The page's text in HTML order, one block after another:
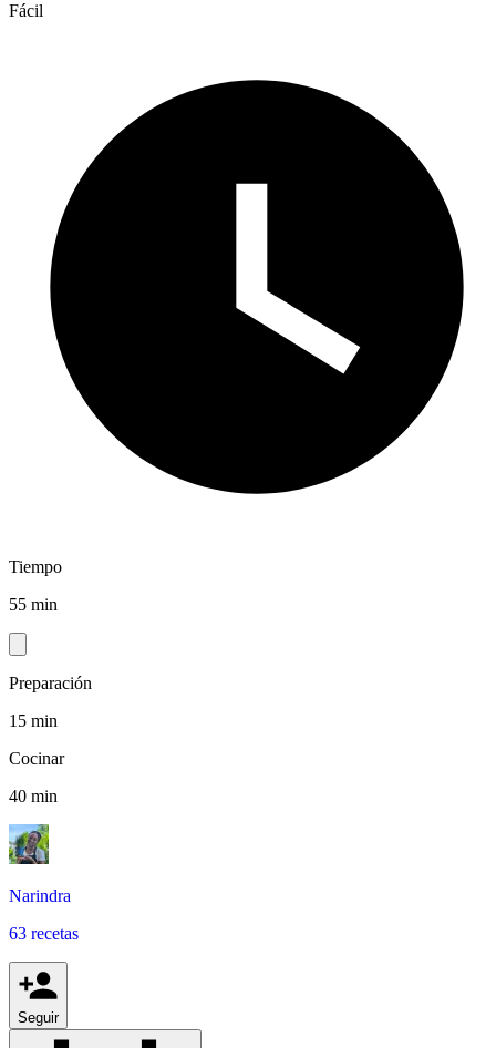
Fácil
Tiempo
55 min
Preparación
15 min
Cocinar
40 min
Narindra
63 recetas
Seguir